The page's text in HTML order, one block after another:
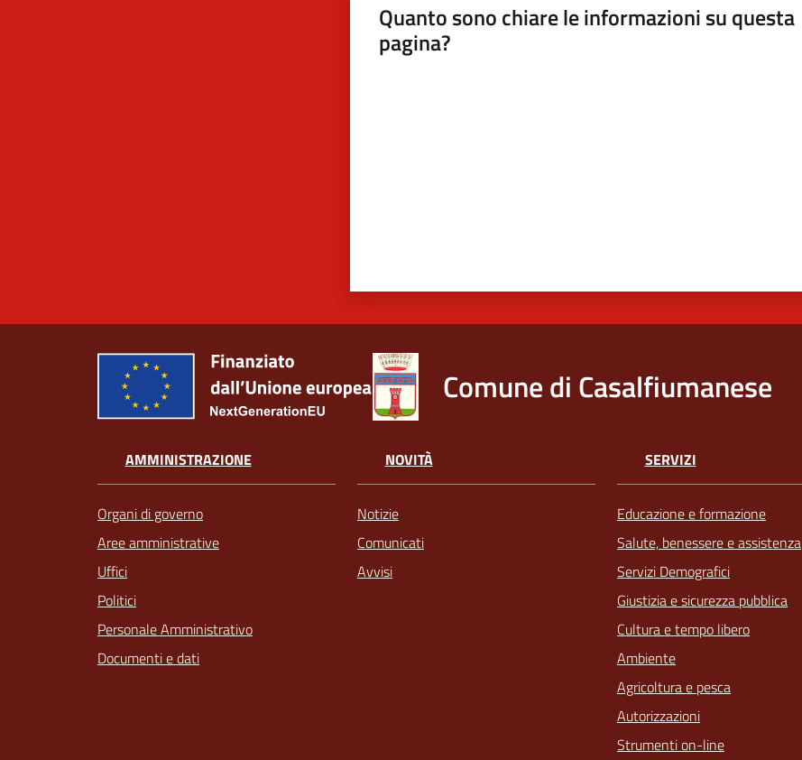
Quanto sono chiare le informazioni su questa
pagina?
Comune di Casalfiumanese
AMMINISTRAZIONE
Organi di governo
Aree amministrative
Uffici
Politici
Personale Amministrativo
Documenti e dati
NOVITÀ
Notizie
Comunicati
Avvisi
SERVIZI
Educazione e formazione
Salute, benessere e assistenza
Servizi Demografici
Giustizia e sicurezza pubblica
Cultura e tempo libero
Ambiente
Agricoltura e pesca
Autorizzazioni
Strumenti on-line